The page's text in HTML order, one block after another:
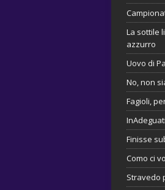
La sottile
azzurro
Uovo di
No, non
Fagioli,
InAdeguati
Finisse
Como ci
Stravedo